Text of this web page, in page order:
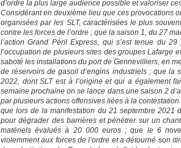
d’ordre la plus large audience possible et valoriser
Considérant en deuxième lieu que ces provocations
organisées par les SLT, caractérisées le plus
contre les forces de l’ordre ; que la saison 1, du 27
l’action Grand Péril Express, qui s’est tenue du
l’occupation de plusieurs sites des groupes Lafarge
saboté les installations du port de Gennevilliers, en
de réservoirs de gasoil d’engins industriels ; que la
2022, dont SLT est à l’origine et qui a également
semaine prochaine on se lance dans une saison 2
par plusieurs actions offensives liées à la
que lors de la manifestation du 21 septembre 2021
pour dégrader des barrières et pénétrer sur un
matériels évalués à 20 000 euros ; que le 6
violemment aux forces de l’ordre et a détourné son